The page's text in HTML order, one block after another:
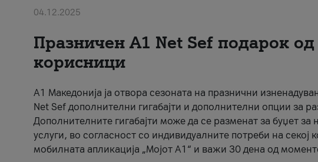
04.12.2025
Празничен A1 Net Sеf подарок
корисници
А1 Македонија ја отвора сезоната на празнични
Net Sef дополнителни гигабајти и дополнителни опции за
Дополнителните гигабајти може да се разменат за буџет
услуги, во согласност со индивидуалните потреби на
мобилната апликација „Мојот А1“ и важи 30 дена од